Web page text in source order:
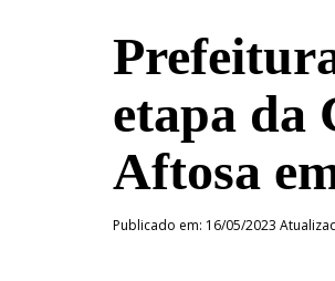
etapa da
Aftosa
Publicado em: 16/05/2023